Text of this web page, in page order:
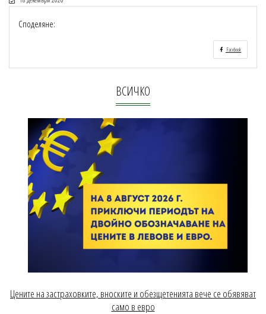
Споделяне:
Facebook
ВСИЧКО
Цените на застраховките, вноските и обезщетенията вече се обявяват
само в евро